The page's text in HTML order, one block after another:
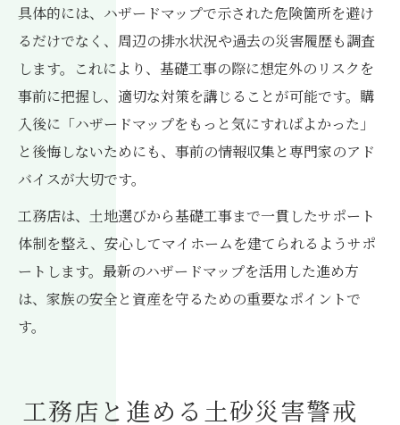
具体的には、ハザードマップで示された危険箇所を避け
るだけでなく、周辺の排水状況や過去の災害履歴も調査
します。これにより、基礎工事の際に想定外のリスクを
事前に把握し、適切な対策を講じることが可能です。購
入後に「ハザードマップをもっと気にすればよかった」
と後悔しないためにも、事前の情報収集と専門家のアド
バイスが大切です。
工務店は、土地選びから基礎工事まで一貫したサポート
体制を整え、安心してマイホームを建てられるようサポ
ートします。最新のハザードマップを活用した進め方
は、家族の安全と資産を守るための重要なポイントで
す。
工務店と進める土砂災害警戒